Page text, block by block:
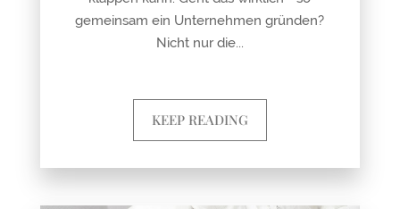
gemeinsam ein Unternehmen gründen?
Nicht nur die...
KEEP READING